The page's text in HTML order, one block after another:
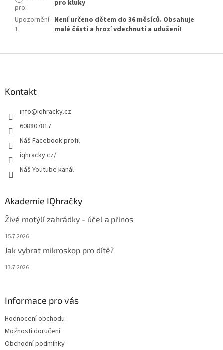
pro:
pro kluky
Upozornění
1:
Není určeno dětem do 36 měsíců. Obsahuje
malé části a hrozí vdechnutí a udušení!
Kontakt
info@iqhracky.cz
608807817
Náš Facebook profil
iqhracky.cz/
Náš Youtube kanál
Akademie IQhračky
Živé motýlí zahrádky - účel a přínos
15.7.2026
Jak vybrat mikroskop pro dítě?
13.7.2026
Informace pro vás
Hodnocení obchodu
Možnosti doručení
Obchodní podmínky